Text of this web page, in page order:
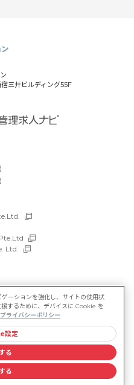
三井ビルディング55F
Ltd.
ー方針
シーポリシー
Inc.
ーションを強化し、サイトの使用状
するために、デバイスに Cookie を
プライバシーポリシー
設定
る
る